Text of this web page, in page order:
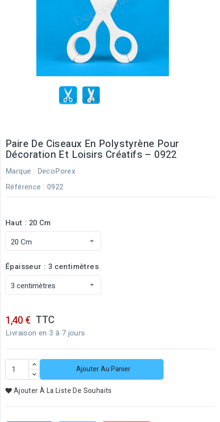
Paire De Ciseaux En Polystyrène Pour
Décoration Et Loisirs Créatifs – 0922
Marque : DecoPorex
Référence : 0922
Haut : 20 Cm
Épaisseur : 3 centimètres
1,40 € TTC
Livraison en 3 à 7 jours
Ajouter Au Panier
Ajouter À La Liste De Souhaits